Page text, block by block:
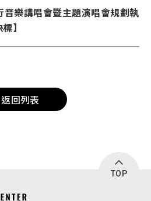
音樂講唱會暨主題演唱會規劃執
】
返回列表
TOP